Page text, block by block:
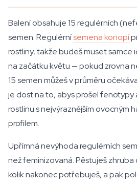
Balení obsahuje 15 regulérních
semen. Regulérnísemena konopí
rostliny, takže budeš muset
na začátku květu — pokud zrovna
15 semen můžeš v průměru
je dost na to, abys prošel fenotypy
rostlinu s nejvýraznějším ovocným
profilem.
Upřímná nevýhoda regulérních
než feminizovaná. Pěstuješ
kolik nakonec potřebuješ, a pak